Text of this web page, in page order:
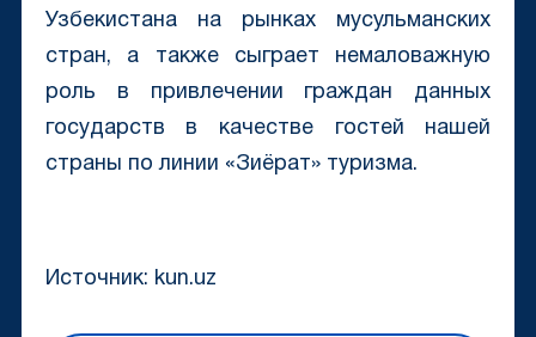
Узбекистана на рынках мусульманских
стран, а также сыграет немаловажную
роль в привлечении граждан данных
государств в качестве гостей нашей
страны по линии «Зиёрат» туризма.
Источник: kun.uz